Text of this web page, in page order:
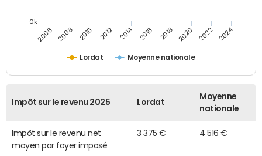
Lordat Moyenne nationale
2006 2008 2010 2012 2014 2016 2018 2020 2022 2024
0k
Impôt sur le revenu 2025 Lordat
Moyenne
nationale
Impôt sur le revenu net
moyen par foyer imposé
3 375 € 4 516 €